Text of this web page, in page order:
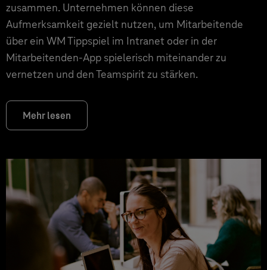
zusammen. Unternehmen können diese
Aufmerksamkeit gezielt nutzen, um Mitarbeitende
über ein WM Tippspiel im Intranet oder in der
Mitarbeitenden-App spielerisch miteinander zu
vernetzen und den Teamspirit zu stärken.
Mehr lesen